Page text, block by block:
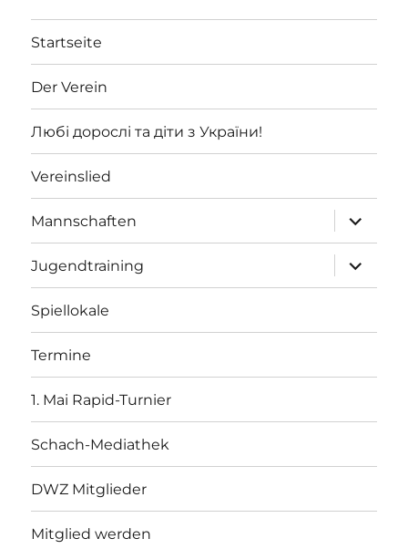
Startseite
Der Verein
Любі дорослі та діти з України!
Vereinslied
Mannschaften
öffnen
Jugendtraining
öffnen
Spiellokale
Termine
1. Mai Rapid-Turnier
Schach-Mediathek
DWZ Mitglieder
Mitglied werden